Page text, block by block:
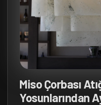
Miso Çorbası
Yosunlarından